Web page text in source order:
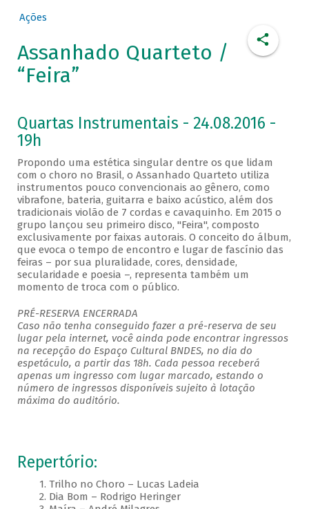
Ações
Assanhado Quarteto /
“Feira”
Quartas Instrumentais - 24.08.2016 -
19h
Propondo uma estética singular dentre os que lidam
com o choro no Brasil, o Assanhado Quarteto utiliza
instrumentos pouco convencionais ao gênero, como
vibrafone, bateria, guitarra e baixo acústico, além dos
tradicionais violão de 7 cordas e cavaquinho. Em 2015 o
grupo lançou seu primeiro disco, "Feira", composto
exclusivamente por faixas autorais. O conceito do álbum,
que evoca o tempo de encontro e lugar de fascínio das
feiras – por sua pluralidade, cores, densidade,
secularidade e poesia –, representa também um
momento de troca com o público.
PRÉ-RESERVA ENCERRADA
Caso não tenha conseguido fazer a pré-reserva de seu
lugar pela internet, você ainda pode encontrar ingressos
na recepção do Espaço Cultural BNDES, no dia do
espetáculo, a partir das 18h. Cada pessoa receberá
apenas um ingresso com lugar marcado, estando o
número de ingressos disponíveis sujeito à lotação
máxima do auditório.
Repertório:
1. Trilho no Choro – Lucas Ladeia
2. Dia Bom – Rodrigo Heringer